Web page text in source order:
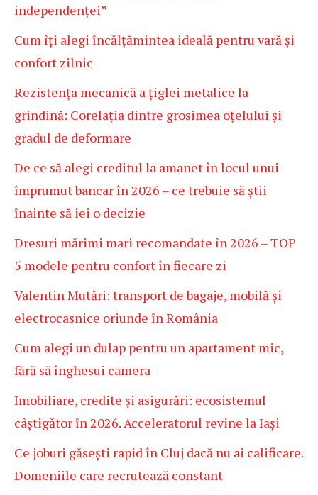
independenței”
Cum îți alegi încălțămintea ideală pentru vară și
confort zilnic
Rezistența mecanică a țiglei metalice la
grindină: Corelația dintre grosimea oțelului și
gradul de deformare
De ce să alegi creditul la amanet în locul unui
împrumut bancar în 2026 – ce trebuie să știi
înainte să iei o decizie
Dresuri mărimi mari recomandate în 2026 – TOP
5 modele pentru confort în fiecare zi
Valentin Mutări: transport de bagaje, mobilă și
electrocasnice oriunde în România
Cum alegi un dulap pentru un apartament mic,
fără să înghesui camera
Imobiliare, credite și asigurări: ecosistemul
câștigător în 2026. Acceleratorul revine la Iași
Ce joburi găsești rapid în Cluj dacă nu ai calificare.
Domeniile care recrutează constant